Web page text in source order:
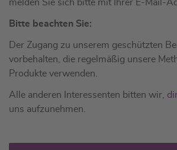
melden Sie sich bitte mit Ihrer E-Mail-
Bitte beachten Sie:
Der Zugang zu unserem geschützten
vorbehalten, die regelmäßig unsere
Produkte verwenden.
Alle anderen Interessenten bitten wir,
uns aufzunehmen.